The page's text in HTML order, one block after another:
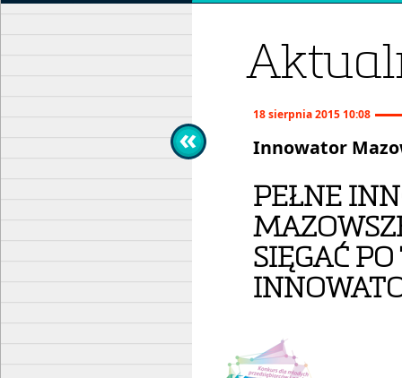
18 sierpnia 2015 10:08
Innowator
PEŁNE
SIĘGAĆ